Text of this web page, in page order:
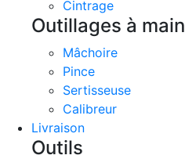
Cintrage
Outillages à main
Mâchoire
Pince
Sertisseuse
Calibreur
Livraison
Outils